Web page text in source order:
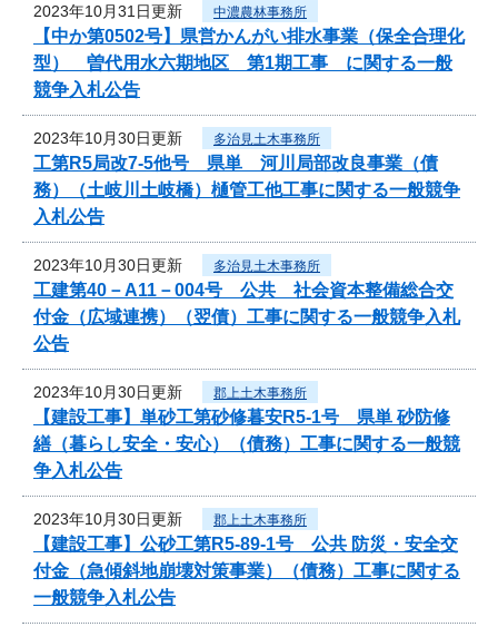
2023年10月31日更新 中濃農林事務所
【中か第0502号】県営かんがい排水事業（保全合理化
型） 曽代用水六期地区 第1期工事 に関する一般
競争入札公告
2023年10月30日更新 多治見土木事務所
工第R5局改7-5他号 県単 河川局部改良事業（債
務）（土岐川土岐橋）樋管工他工事に関する一般競争
入札公告
2023年10月30日更新 多治見土木事務所
工建第40－A11－004号 公共 社会資本整備総合交
付金（広域連携）（翌債）工事に関する一般競争入札
公告
2023年10月30日更新 郡上土木事務所
【建設工事】単砂工第砂修暮安R5-1号 県単 砂防修
繕（暮らし安全・安心）（債務）工事に関する一般競
争入札公告
2023年10月30日更新 郡上土木事務所
【建設工事】公砂工第R5-89-1号 公共 防災・安全交
付金（急傾斜地崩壊対策事業）（債務）工事に関する
一般競争入札公告